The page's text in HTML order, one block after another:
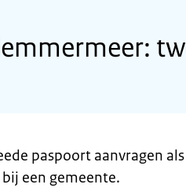
paspoort aanvragen
een gemeente.